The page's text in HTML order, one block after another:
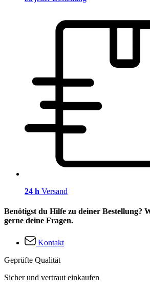
24 h Versand
Benötigst du Hilfe zu deiner Bestellung?
gerne deine Fragen.
Kontakt
Geprüfte Qualität
Sicher und vertraut einkaufen